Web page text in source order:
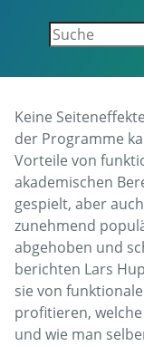
Keine
der Programme
Vorteile von
akademischen
gespielt, aber
zunehmend
abgehoben und
berichten Lars
sie von
profitieren,
und wie man